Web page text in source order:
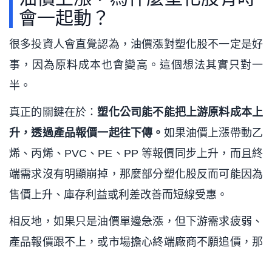
會一起動？
很多投資人會直覺認為，油價漲對塑化股不一定是好
事，因為原料成本也會變高。這個想法其實只對一
半。
真正的關鍵在於：塑化公司能不能把上游原料成本上
升，透過產品報價一起往下傳。 如果油價上漲帶動乙
烯、丙烯、PVC、PE、PP 等報價同步上升，而且終
端需求沒有明顯崩掉，那麼部分塑化股反而可能因為
售價上升、庫存利益或利差改善而短線受惠。
相反地，如果只是油價單邊急漲，但下游需求疲弱、
產品報價跟不上，或市場擔心終端廠商不願追價，那